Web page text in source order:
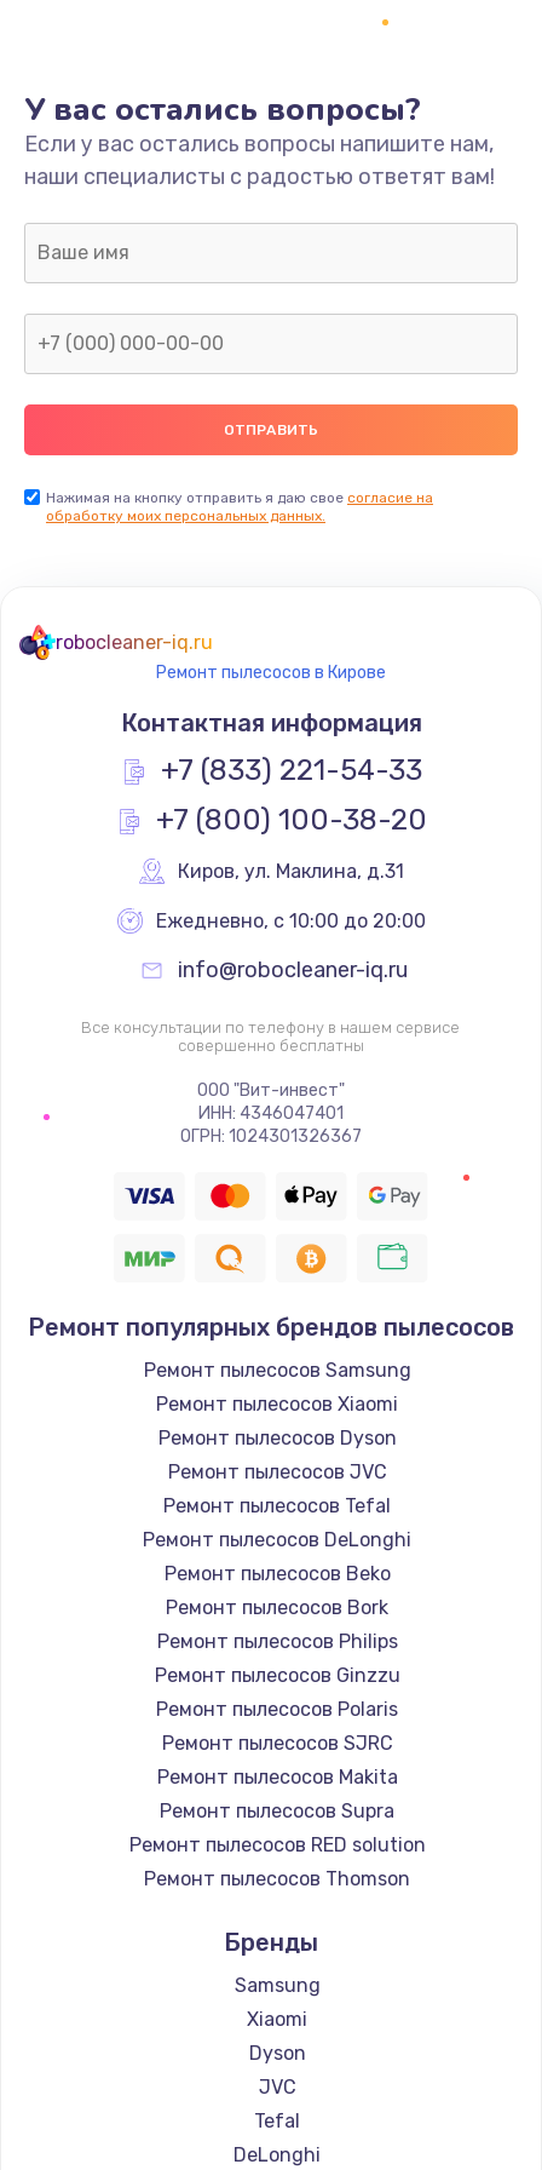
Заказать
Не включается
Нет звука
Не видит флешку
400 руб.
Заказать
Не сопряжается с устройством
900 руб.
Заказать
Помехи и искажение звука
900 руб.
Заказать
Не работает
1400 руб.
Заказать
880 руб.
Заказать
390 руб.
Заказать
Замена Bluetooth/Wi-Fi модуля
800 руб.
Заказать
Замена картридера
890 руб.
Замена микросхемы NFC
Заказать
Заказать
Настройка Wi-Fi
1030 руб.
Заказать
У вас остались вопросы?
Если у вас остались вопросы напишите нам,
наши специалисты с радостью ответят вам!
Нажимая на кнопку отправить я даю свое согласие на
обработку моих персональных данных.
robocleaner-iq.ru
Ремонт пылесосов в Кирове
Контактная информация
+7 (833) 221-54-33
+7 (800) 100-38-20
Киров, ул. Маклина, д.31
Ежедневно, с 10:00 до 20:00
info@robocleaner-iq.ru
Все консультации по телефону в нашем сервисе
совершенно бесплатны
ООО "Вит-инвест"
ИНН: 4346047401
ОГРН: 1024301326367
Ремонт популярных брендов пылесосов
Ремонт пылесосов Samsung
Ремонт пылесосов Xiaomi
Ремонт пылесосов Dyson
Ремонт пылесосов JVC
Ремонт пылесосов Tefal
Ремонт пылесосов DeLonghi
Ремонт пылесосов Beko
Ремонт пылесосов Bork
Ремонт пылесосов Philips
Ремонт пылесосов Ginzzu
Ремонт пылесосов Polaris
Ремонт пылесосов SJRC
Ремонт пылесосов Makita
Ремонт пылесосов Supra
Ремонт пылесосов RED solution
Ремонт пылесосов Thomson
Ремонт пылесосов lydsto
Ремонт пылесосов Atvel
Ремонт пылесосов Tineco
Ремонт пылесосов Tuvio
Ремонт пылесосов Clever clean
Ремонт пылесосов DEXP
Ремонт пылесосов Haier
Бренды
Samsung
Xiaomi
Dyson
JVC
Tefal
DeLonghi